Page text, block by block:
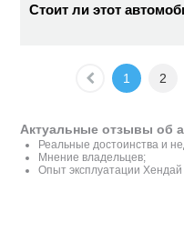
Стоит ли этот
1 2
Актуальные отзывы об
Реальные достоинства и
Мнение владельцев;
Опыт эксплуатации